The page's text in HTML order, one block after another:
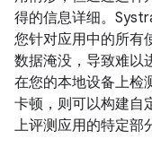
得的信息详细。
您针对应用中的所有
数据淹没，导致难以
在您的本地设备上检
卡顿，则可以构建自
上评测应用的特定部